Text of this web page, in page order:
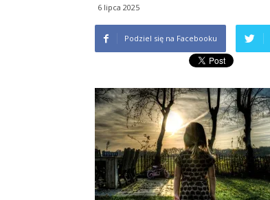
6 lipca 2025
Podziel się na Facebooku